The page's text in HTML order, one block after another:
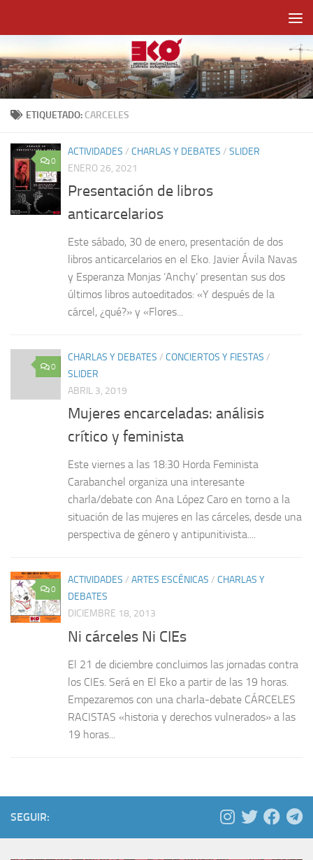
ETIQUETADO: CARCELES
0
ACTIVIDADES / CHARLAS Y DEBATES / SLIDER
ENERO 26, 2021
Presentación de libros
anticarcelarios
Este sábado, 30 de enero, presentación de dos
libros anticarcelarios en el Eko. Javier Ávila Navas
y Esperanza Monjas ‘Anchy’ presentan sus dos
últimos libros autoeditados: «Y después de la
cárcel, ¿qué?» y «Flores...
0
CHARLAS Y DEBATES / CONCIERTOS Y FIESTAS /
SLIDER
ABRIL 3, 2019
Mujeres encarceladas: análisis
crítico y feminista
Este viernes a las 18:30 Horda Feminista
Carabanchel organiza una interesante
charla/debate con Ana López Caro en torno a la
situación de las mujeres en las cárceles, desde una
perspectiva de género y antipunitivista....
0
ACTIVIDADES / ARTES ESCÉNICAS / CHARLAS Y
DEBATES
DICIEMBRE 18, 2013
Ni cárceles Ni CIEs
El 21 de diciembre concluimos las jornadas contra
los CIEs. Será en El Eko a partir de las 19 horas.
Empezaremos con una charla-debate CÁRCELES
RACISTAS «historia y derechos vulnerados» a las
19 horas...
SEGUIR: